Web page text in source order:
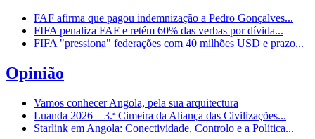
FAF afirma que pagou indemnização a Pedro Gonçalves...
FIFA penaliza FAF e retém 60% das verbas por dívida...
FIFA "pressiona" federações com 40 milhões USD e prazo...
Opinião
Vamos conhecer Angola, pela sua arquitectura
Luanda 2026 – 3.ª Cimeira da Aliança das Civilizações...
Starlink em Angola: Conectividade, Controlo e a Política...